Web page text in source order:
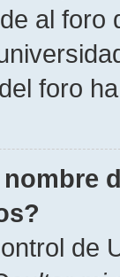
al foro
foro
de